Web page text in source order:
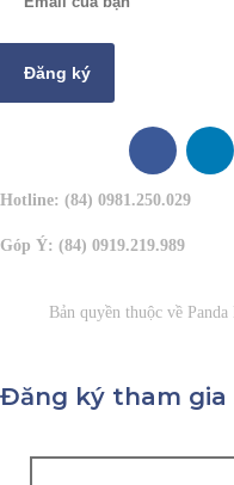
Đăng ký
Hotline: (84) 0981.250.029
Góp Ý: (84) 0919.219.989
Bản quyền thuộc về
Đăng ký tham gia